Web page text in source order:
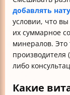
добавлять
условии, что вы
их суммарное
минералов. Это
производителя
либо
Какие